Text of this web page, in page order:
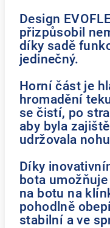
Design
přizpůsobil
díky sadě
jedinečný.
Horní část je
hromadění
se čistí, po
aby byla
udržovala
Díky
bota
na botu na
pohodlně
stabilní a ve